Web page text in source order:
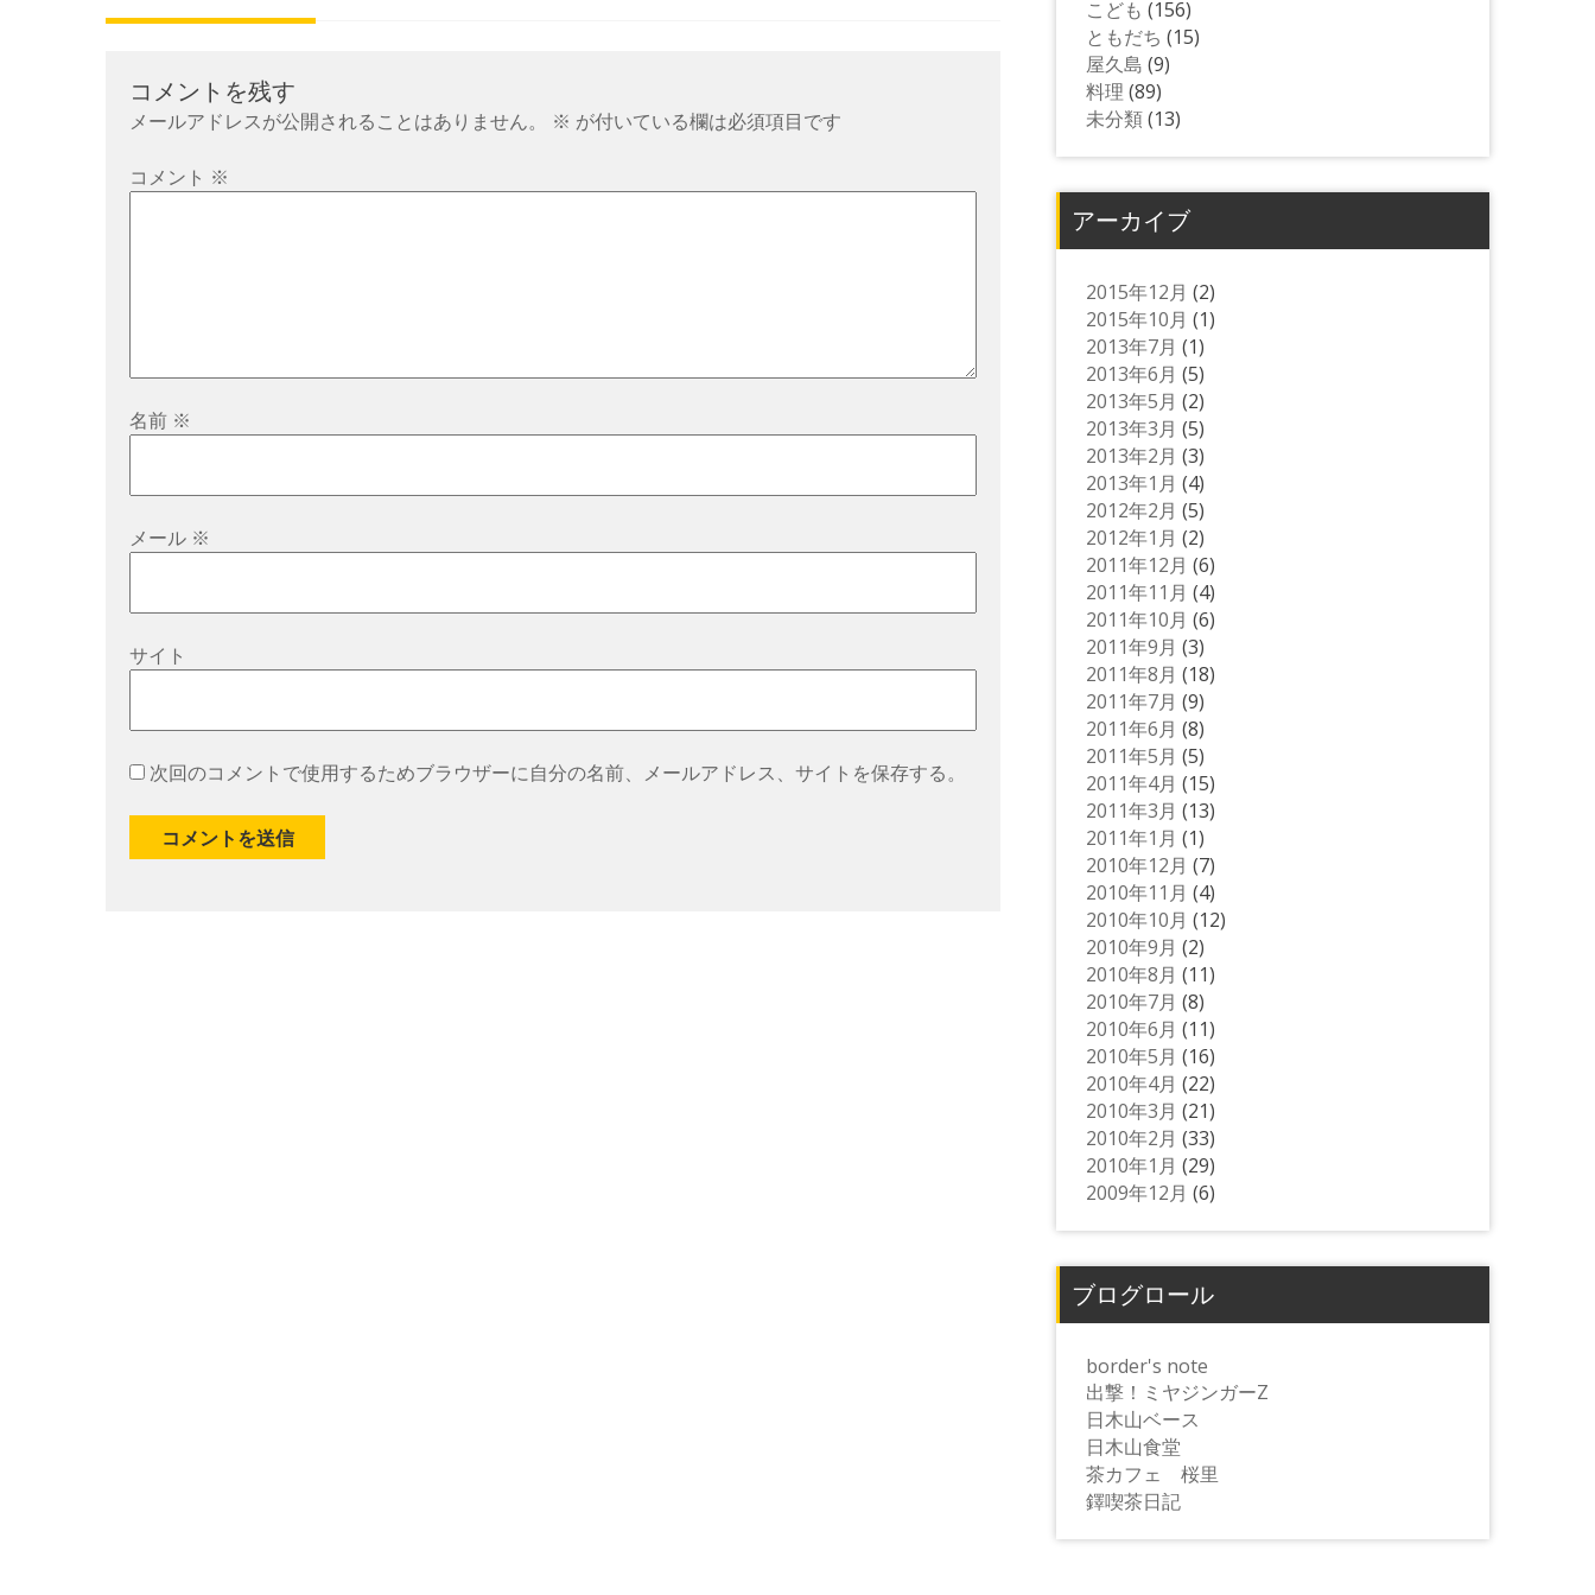
稿
コメントを残す
メールアドレスが公開されることはありません。 ※ が付いている欄は必須項目です
コメント ※
名前 ※
メール ※
サイト
次回のコメントで使用するためブラウザーに自分の名前、メールアドレス、サイトを保存する。
こども (156)
ともだち (15)
屋久島 (9)
料理 (89)
未分類(13)
アーカイブ
2015年12月 (2)
2015年10月 (1)
2013年7月 (1)
2013年6月 (5)
2013年5月 (2)
2013年3月 (5)
2013年2月 (3)
2013年1月 (4)
2012年2月 (5)
2012年1月 (2)
2011年12月 (6)
2011年11月 (4)
2011年10月 (6)
2011年9月 (3)
2011年8月 (18)
2011年7月 (9)
2011年6月 (8)
2011年5月 (5)
2011年4月 (15)
2011年3月 (13)
2011年1月 (1)
2010年12月 (7)
2010年11月 (4)
2010年10月 (12)
2010年9月 (2)
2010年8月 (11)
2010年7月 (8)
2010年6月 (11)
2010年5月 (16)
2010年4月 (22)
2010年3月 (21)
2010年2月 (33)
2010年1月 (29)
2009年12月 (6)
ブログロール
border's note
出撃！ミヤジンガーZ
日木山ベース
日木山食堂
茶カフェ 桜里
鐸喫茶日記